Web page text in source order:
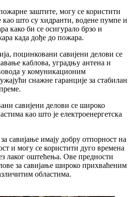
заштите, могу се користити
као што су хидранти, водене пумпе и
како би се осигурало брзо и
када дође до пожара.
поцинковани савијени делови се
каблова, уградњу антена и
у комуникационим
снажне гаранције за стабилан
савијени делови се широко
као што је електроенергетска
савијање имају добру отпорност на
и могу се користити дуго времена
лаког оштећења. Ове предности
за савијање широко прихваћеним
областима.